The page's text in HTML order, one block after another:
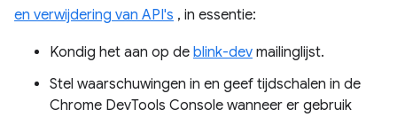
en verwijdering van API's , in essentie:
Kondig het aan op de blink-dev mailinglijst.
Stel waarschuwingen in en geef tijdschalen in de
Chrome DevTools Console wanneer er gebruik